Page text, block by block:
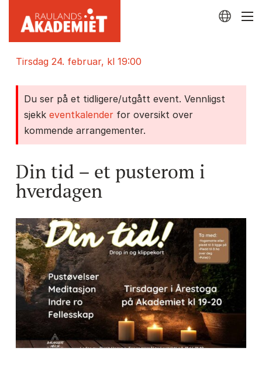
tirsdag 24. februar, kl 19:00
Du ser på et tidligere/utgått event. Vennligst
sjekk eventkalenderfor oversikt over
kommende arrangementer.
Din tid – et pusterom i
hverdagen